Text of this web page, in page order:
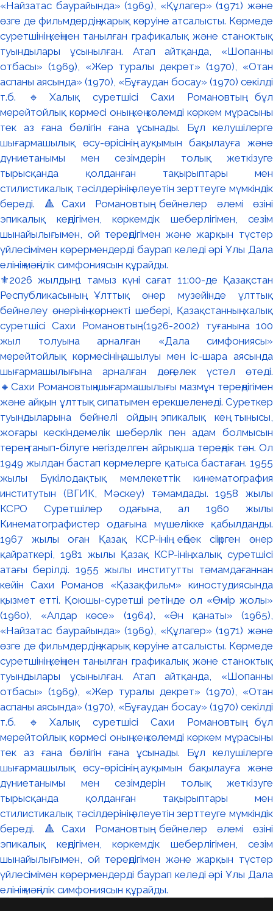
⚜️2026 жылдың 1 тамыз күні сағат 11:00-де Қазақстан
Республикасының Ұлттық өнер музейінде ұлттық
бейнелеу өнерінің көрнекті шебері, Қазақстанның халық
суретшісі Сахи Романовтың (1926-2002) туғанына 100
жыл толуына арналған «Дала симфониясы»
мерейтойлық көрмесінің ашылуы мен іс-шара аясында
шығармашылығына арналған дөңгелек үстел өтеді.
🔸Сахи Романовтың шығармашылығы мазмұн тереңдігімен
және айқын ұлттық сипатымен ерекшеленеді. Суреткер
туындыларына бейнелі ойдың эпикалық кең тынысы,
жоғары кескіндемелік шеберлік пен адам болмысын
терең танып-білуге негізделген айрықша тереңдік тән. Ол
1949 жылдан бастап көрмелерге қатыса бастаған. 1955
жылы Бүкілодақтық мемлекеттік кинематография
институтын (ВГИК, Мәскеу) тәмамдады. 1958 жылы
КСРО Суретшілер одағына, ал 1960 жылы
Кинематографистер одағына мүшелікке қабылданды.
1967 жылы оған Қазақ КСР-інің еңбек сіңірген өнер
қайраткері, 1981 жылы Қазақ КСР-інің халық суретшісі
атағы берілді. 1955 жылы институтты тәмамдағаннан
кейін Сахи Романов «Қазақфильм» киностудиясында
қызмет етті. Қоюшы-суретші ретінде ол «Өмір жолы»
(1960), «Алдар көсе» (1964), «Ән қанаты» (1965),
«Найзатас баурайында» (1969), «Құлагер» (1971) және
өзге де фильмдердің жарық көруіне атсалысты. Көрмеде
суретшінің кеңінен танылған графикалық және станоктық
туындылары ұсынылған. Атап айтқанда, «Шопанның
отбасы» (1969), «Жер туралы декрет» (1970), «Отан
аспаны аясында» (1970), «Бұғаудан босау» (1970) секілді
т.б. 🔹Халық суретшісі Сахи Романовтың бұл
мерейтойлық көрмесі оның кең көлемді көркем мұрасының
тек аз ғана бөлігін ғана ұсынады. Бұл келушілерге
шығармашылық өсу-өрісінің ауқымын бақылауға және
дүниетанымы мен сезімдерін толық жеткізуге
тырысқанда қолданған тақырыптары мен
стилистикалық тәсілдерінің әлеуетін зерттеуге мүмкіндік
береді. 🔺Сахи Романовтың бейнелер әлемі өзінің
эпикалық кеңдігімен, көркемдік шеберлігімен, сезім
шынайылығымен, ой тереңдігімен және жарқын түстер
үйлесімімен көрермендерді баурап келеді әрі Ұлы Дала
елінің мәңгілік симфониясын құрайды.